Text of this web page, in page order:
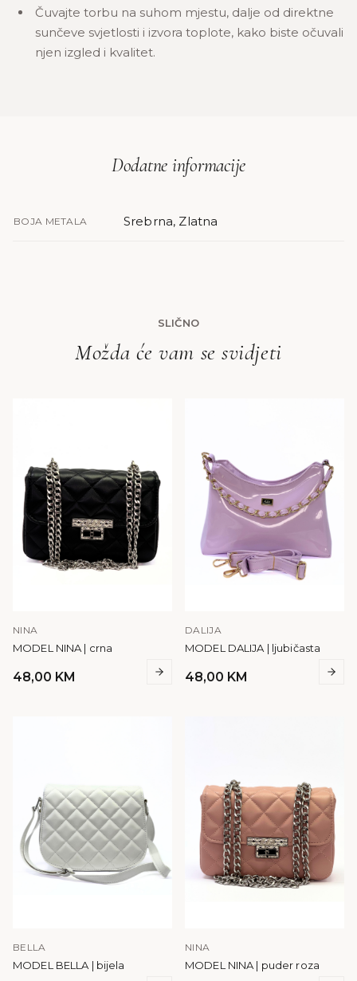
Čuvajte torbu na suhom mjestu, dalje od direktne
sunčeve svjetlosti i izvora toplote, kako biste očuvali
njen izgled i kvalitet.
Dodatne informacije
BOJA METALA Srebrna, Zlatna
SLIČNO
Možda će vam se svidjeti
NINA
MODEL NINA | crna
48,00 KM
DALIJA
MODEL DALIJA | ljubičasta
48,00 KM
BELLA
MODEL BELLA | bijela
NINA
MODEL NINA | puder roza